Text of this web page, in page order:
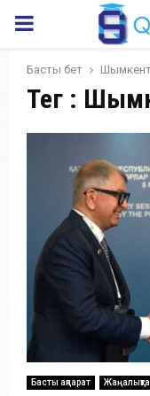
PRIMARY
MENU
Басты бет
Тег :
Басты ақпарат